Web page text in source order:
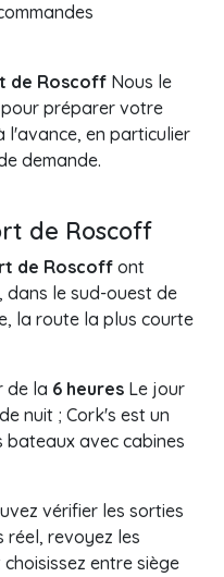
de Roscoff Nous le
préparer votre
l'avance, en particulier
demande.
de Roscoff
de Roscoffont
, dans le sud-ouest de
la route la plus courte
de la 6 heures Le jour
nuit ; Cork's est un
bateaux avec cabines
vérifier les sorties
réel, revoyez les
choisissez entre siège